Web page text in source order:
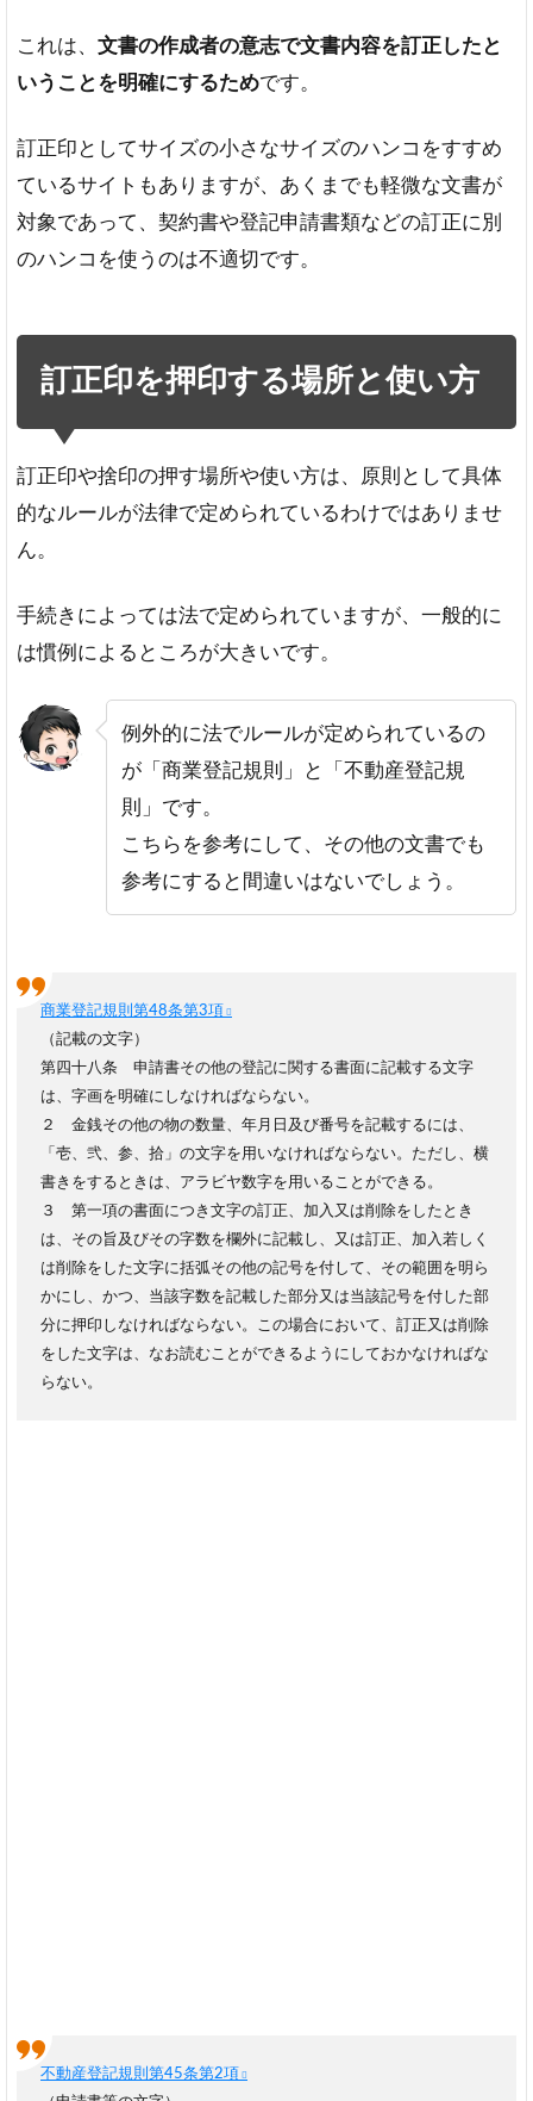
印
と
捨
を
押
す
と
使
捨
印
書
の
5
印
を
す
と
点
これは、 文書の作成者の意志で文書内容を訂正したと
いうことを明確にするためです。
訂正印としてサイズの小さなサイズのハンコをすすめ
ているサイトもありますが、あくまでも軽微な文書が
対象であって、契約書や登記申請書類などの訂正に別
のハンコを使うのは不適切です。
訂正印を押印する場所と使い方
訂正印や捨印の押す場所や使い方は、原則として具体
的なルールが法律で定められているわけではありませ
ん。
手続きによっては法で定められていますが、一般的に
は慣例によるところが大きいです。
例外的に法でルールが定められているの
が「商業登記規則」と「不動産登記規
則」です。
こちらを参考にして、その他の文書でも
参考にすると間違いはないでしょう。
商業登記規則第48条第3項
（記載の文字）
第四十八条 申請書その他の登記に関する書面に記載する文字
は、字画を明確にしなければならない。
２ 金銭その他の物の数量、年月日及び番号を記載するには、
「壱、弐、参、拾」の文字を用いなければならない。ただし、横
書きをするときは、アラビヤ数字を用いることができる。
３ 第一項の書面につき文字の訂正、加入又は削除をしたとき
は、その旨及びその字数を欄外に記載し、又は訂正、加入若しく
は削除をした文字に括弧その他の記号を付して、その範囲を明ら
かにし、かつ、当該字数を記載した部分又は当該記号を付した部
分に押印しなければならない。この場合において、訂正又は削除
をした文字は、なお読むことができるようにしておかなければな
らない。
不動産登記規則第45条第2項